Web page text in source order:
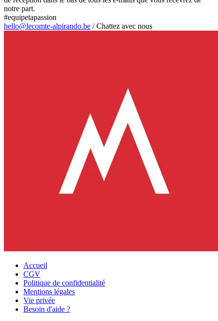
notre part.
#equipetapassion
hello@lecomte-alpirando.be /Chattez avec nous
Accueil
CGV
Politique de confidentialité
Mentions légales
Vie privée
Besoin d'aide ?